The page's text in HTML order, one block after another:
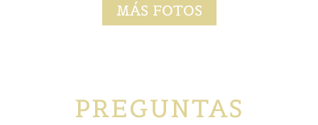
MÁS FOTOS
PREGUNTAS